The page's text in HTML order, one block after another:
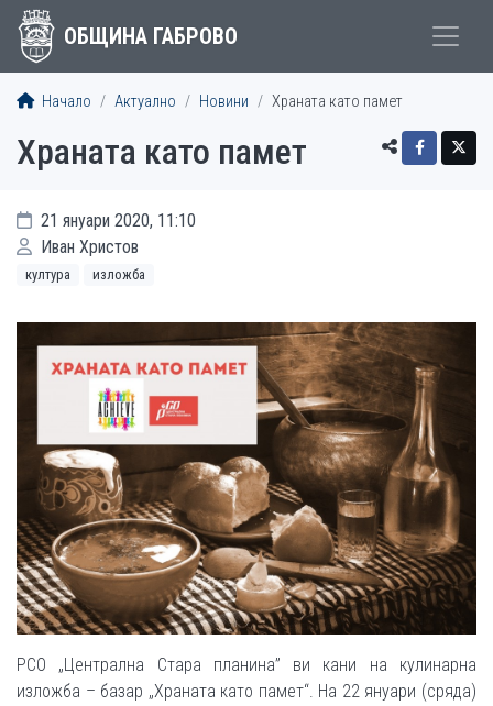
ОБЩИНА ГАБРОВО
Начало Актуално Новини Храната като памет
Храната като памет
21 януари 2020, 11:10
Иван Христов
култура изложба
РСО „Централна Стара планина” ви кани на кулинарна
изложба – базар „Храната като памет“. На 22 януари (сряда)